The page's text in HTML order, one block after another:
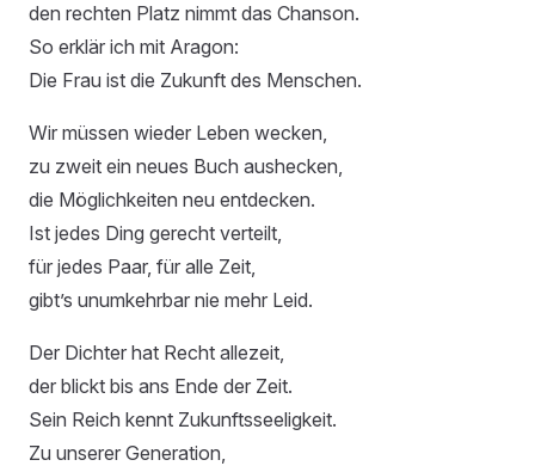
den rechten Platz nimmt das Chanson.
So erklär ich mit Aragon:
Die Frau ist die Zukunft des Menschen.
Wir müssen wieder Leben wecken,
zu zweit ein neues Buch aushecken,
die Möglichkeiten neu entdecken.
Ist jedes Ding gerecht verteilt,
für jedes Paar, für alle Zeit,
gibt’s unumkehrbar nie mehr Leid.
Der Dichter hat Recht allezeit,
der blickt bis ans Ende der Zeit.
Sein Reich kennt Zukunftsseeligkeit.
Zu unserer Generation,